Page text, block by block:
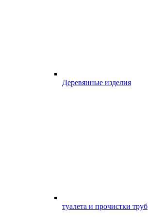
Деревянные изделия
туалета и прочистки труб